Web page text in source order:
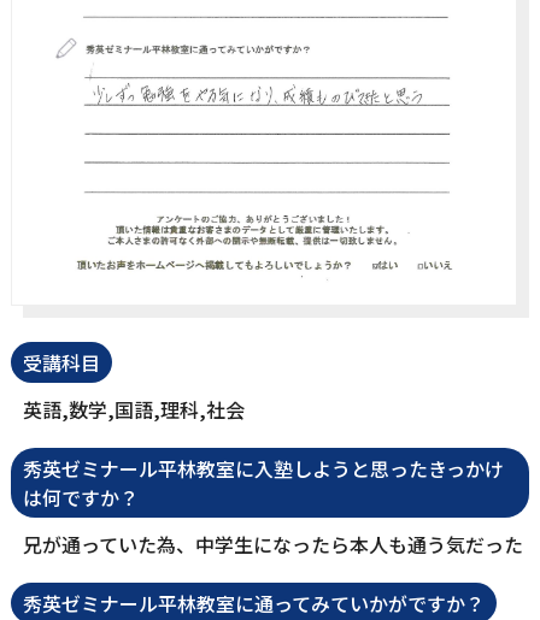
受講科目
英語,数学,国語,理科,社会
秀英ゼミナール平林教室に入塾しようと思ったきっかけ
は何ですか？
兄が通っていた為、中学生になったら本人も通う気だった
秀英ゼミナール平林教室に通ってみていかがですか？